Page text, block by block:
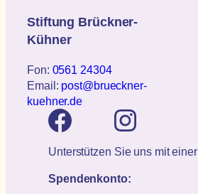
Stiftung Brückner-
Kühner
Fon: 0561 24304
Email: post@brueckner-
kuehner.de
Unterstützen Sie uns mit
Spendenkonto: